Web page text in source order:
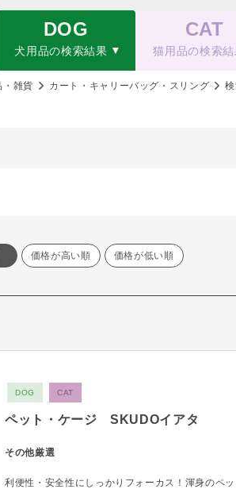
DOG
犬用品の検索結果
CAT
猫用品の検索結
・雑貨 カート・キャリーバッグ・スリング
価格が高い順 価格が低い順
DOG CAT
ペット・ケージ SKUDOイアタ
その他厳選
利便性・安全性にしっかりフォーカス！渾身のペッ